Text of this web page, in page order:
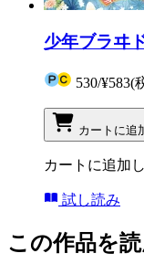
少年ブラヰ
530/¥583(
カートに追
カートに追加
試し読み
この作品を